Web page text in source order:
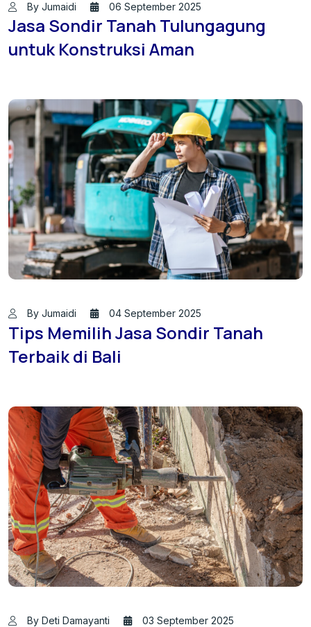
By Jumaidi 06 September 2025
Jasa Sondir Tanah Tulungagung
untuk Konstruksi Aman
By Jumaidi 04 September 2025
Tips Memilih Jasa Sondir Tanah
Terbaik di Bali
By Deti Damayanti 03 September 2025